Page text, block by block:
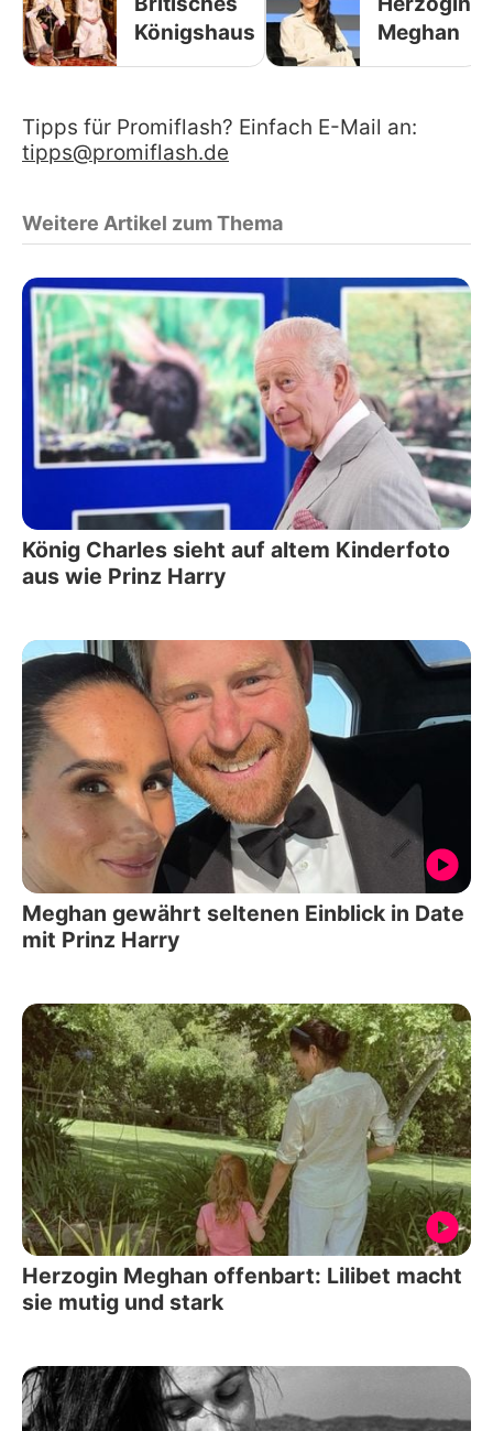
Königshaus
Meghan
Tipps für Promiflash? Einfach E-Mail an:
tipps@promiflash.de
Weitere Artikel zum Thema
König Charles sieht auf altem Kinderfoto
aus wie Prinz Harry
Meghan gewährt seltenen Einblick in Date
mit Prinz Harry
Herzogin Meghan offenbart: Lilibet macht
sie mutig und stark